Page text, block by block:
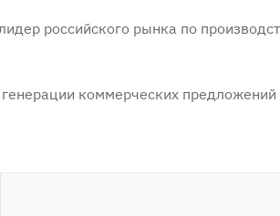
российского рынка по
коммерческих